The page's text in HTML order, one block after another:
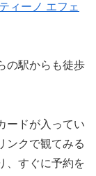
ィーノ エフェ
の駅からも徒歩
ードが入ってい
ンクで観てみる
、すぐに予約を